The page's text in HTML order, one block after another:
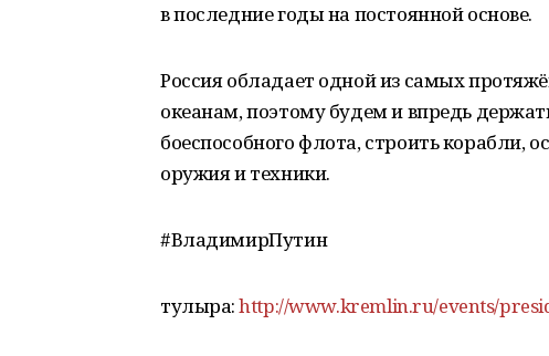
в последние годы на постоянной основе.
Россия обладает одной из самых
океанам, поэтому будем и впредь
боеспособного флота, строить
оружия и техники.
#ВладимирПутин
тулыраҡ:http://www.kremlin.ru/events/